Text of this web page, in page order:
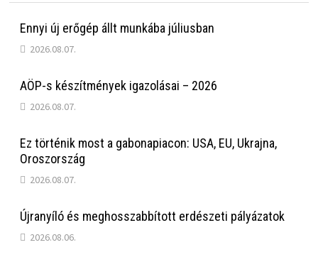
Ennyi új erőgép állt munkába júliusban
2026.08.07.
AÖP-s készítmények igazolásai – 2026
2026.08.07.
Ez történik most a gabonapiacon: USA, EU, Ukrajna,
Oroszország
2026.08.07.
Újranyíló és meghosszabbított erdészeti pályázatok
2026.08.06.